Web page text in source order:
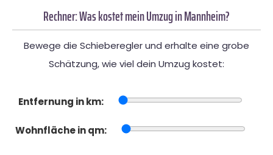
Rechner: Was kostet mein Umzug in Mannheim?
Bewege die Schieberegler und erhalte eine grobe
Schätzung, wie viel dein Umzug kostet:
Entfernung in km:
Wohnfläche in qm: